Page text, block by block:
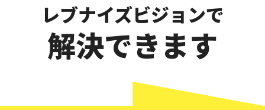
レブナイズビジョンで
解決できます